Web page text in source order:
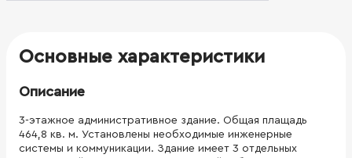
Основные характеристики
Описание
3-этажное административное здание. Общая плащадь
464,8 кв. м. Установлены необходимые инженерные
системы и коммуникации. Здание имеет 3 отдельных